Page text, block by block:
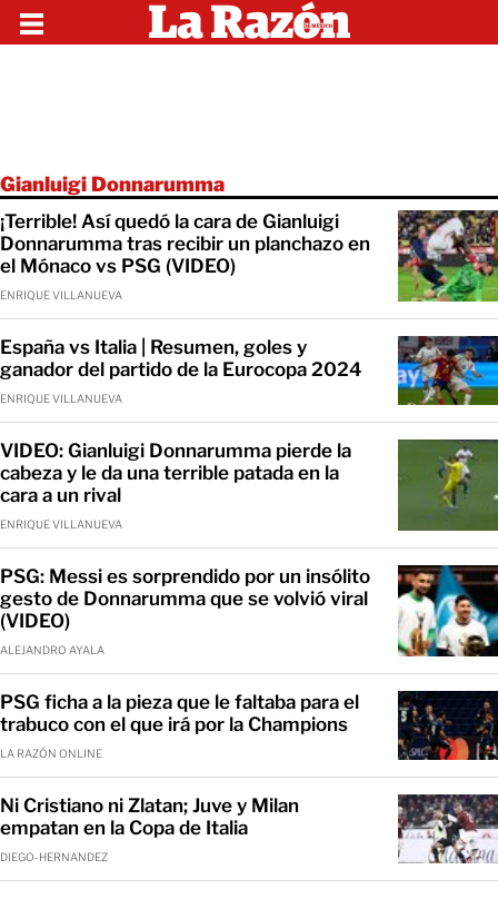
Gianluigi Donnarumma
¡Terrible! Así quedó la cara de Gianluigi
Donnarumma tras recibir un planchazo en
el Mónaco vs PSG (VIDEO)
ENRIQUE VILLANUEVA
España vs Italia | Resumen, goles y
ganador del partido de la Eurocopa 2024
ENRIQUE VILLANUEVA
VIDEO: Gianluigi Donnarumma pierde la
cabeza y le da una terrible patada en la
cara a un rival
ENRIQUE VILLANUEVA
PSG: Messi es sorprendido por un insólito
gesto de Donnarumma que se volvió viral
(VIDEO)
ALEJANDRO AYALA
PSG ficha a la pieza que le faltaba para el
trabuco con el que irá por la Champions
LA RAZÓN ONLINE
Ni Cristiano ni Zlatan; Juve y Milan
empatan en la Copa de Italia
DIEGO-HERNANDEZ